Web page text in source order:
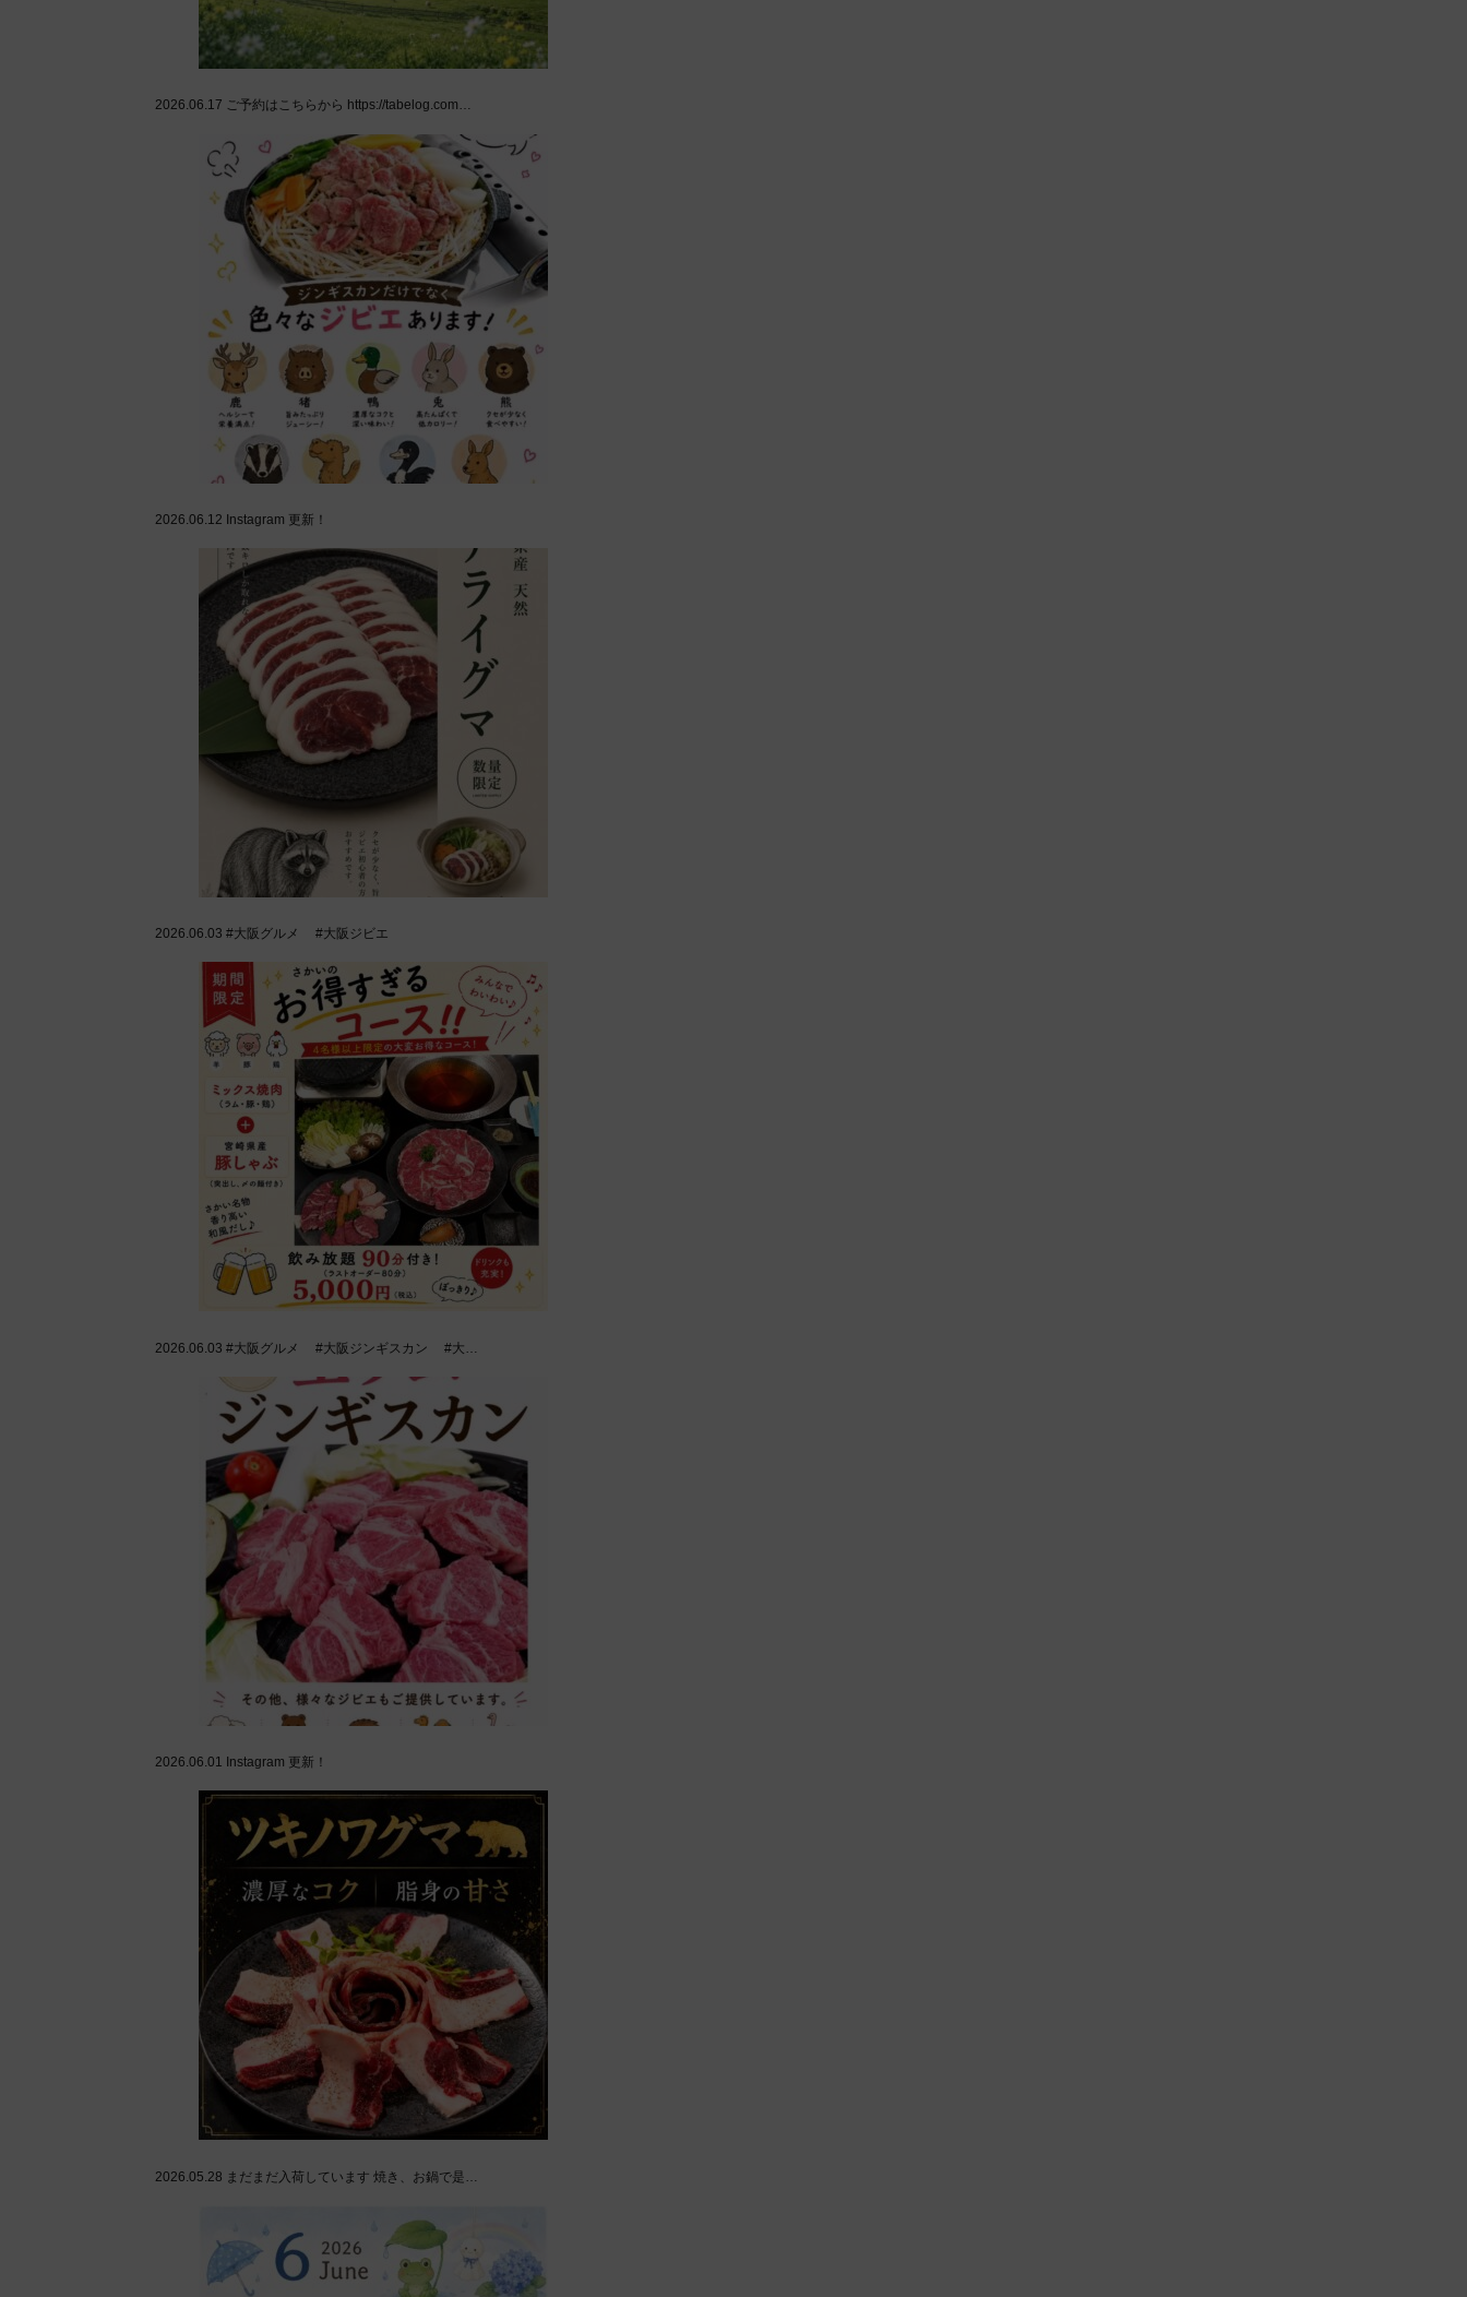
2026.06.17 ご予約はこちらから https://tabelog.com…
2026.06.12 Instagram 更新！
2026.06.03 #大阪グルメ #大阪ジビエ
2026.06.03 #大阪グルメ #大阪ジンギスカン #大…
2026.06.01 Instagram 更新！
2026.05.28 まだまだ入荷しています 焼き、お鍋で是…